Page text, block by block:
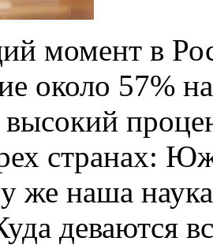
момент в
около 57%
странах:
же наша
деваются